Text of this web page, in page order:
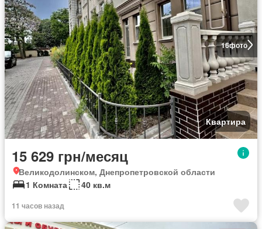
16фото
Квартира
15 629 грн/месяц
Великодолинском, Днепропетровской области
1 Комната
40 кв.м
11 часов назад